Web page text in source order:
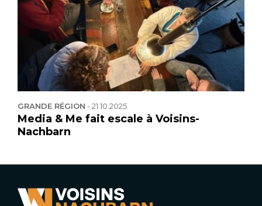
GRANDE RÉGION -21.10.2025
Media & Me fait escale à Voisins-
Nachbarn